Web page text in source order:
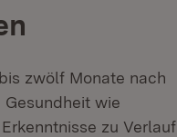
zwölf Monate nach
wie
zu Verlauf